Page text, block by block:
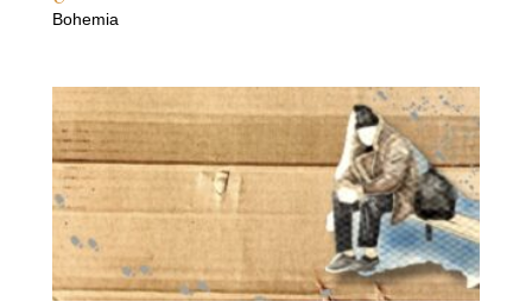
Bohemia